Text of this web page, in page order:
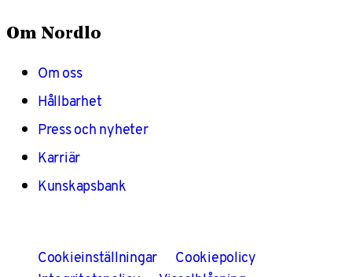
Om Nordlo
Om oss
Hållbarhet
Press och nyheter
Karriär
Kunskapsbank
Cookieinställningar
Cookiepolicy